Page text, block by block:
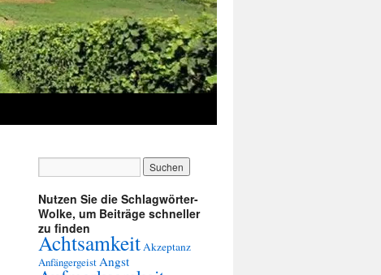
Nutzen Sie die Schlagwörter-
Wolke, um Beiträge schneller
zu finden
AchtsamkeitAkzeptanz
AnfängergeistAngst